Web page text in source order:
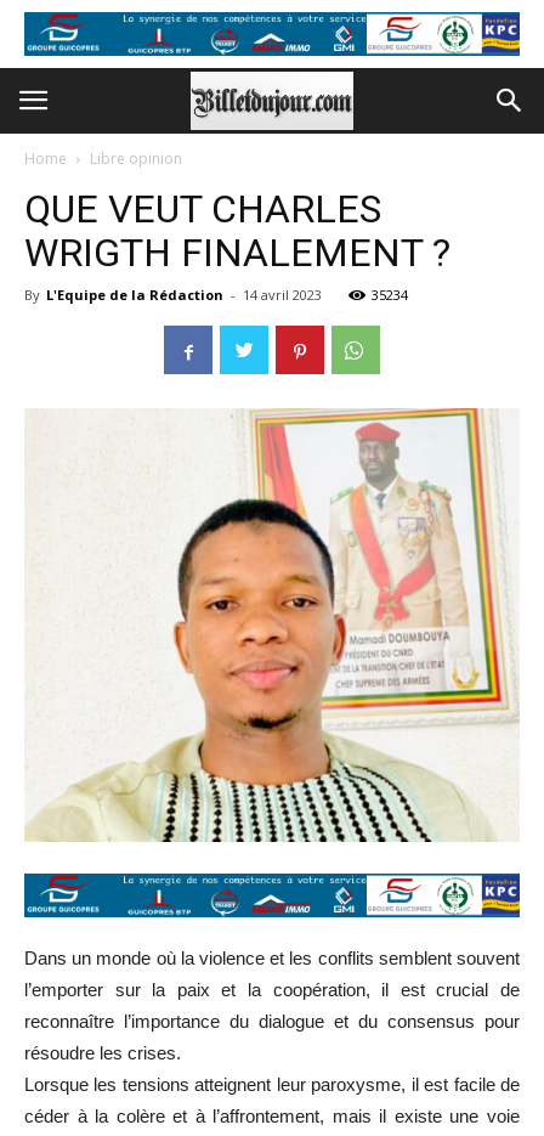
Home Libre opinion
QUE VEUT CHARLES
WRIGTH FINALEMENT ?
By L'Equipe de la Rédaction - 14 avril 2023 35234
Dans un monde où la violence et les conflits semblent souvent
l’emporter sur la paix et la coopération, il est crucial de
reconnaître l’importance du dialogue et du consensus pour
résoudre les crises.
Lorsque les tensions atteignent leur paroxysme, il est facile de
céder à la colère et à l’affrontement, mais il existe une voie